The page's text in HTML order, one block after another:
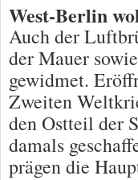
West-Berlin
Auch der
der Mauer
gewidmet.
Zweiten
den Ostteil der
damals
prägen die